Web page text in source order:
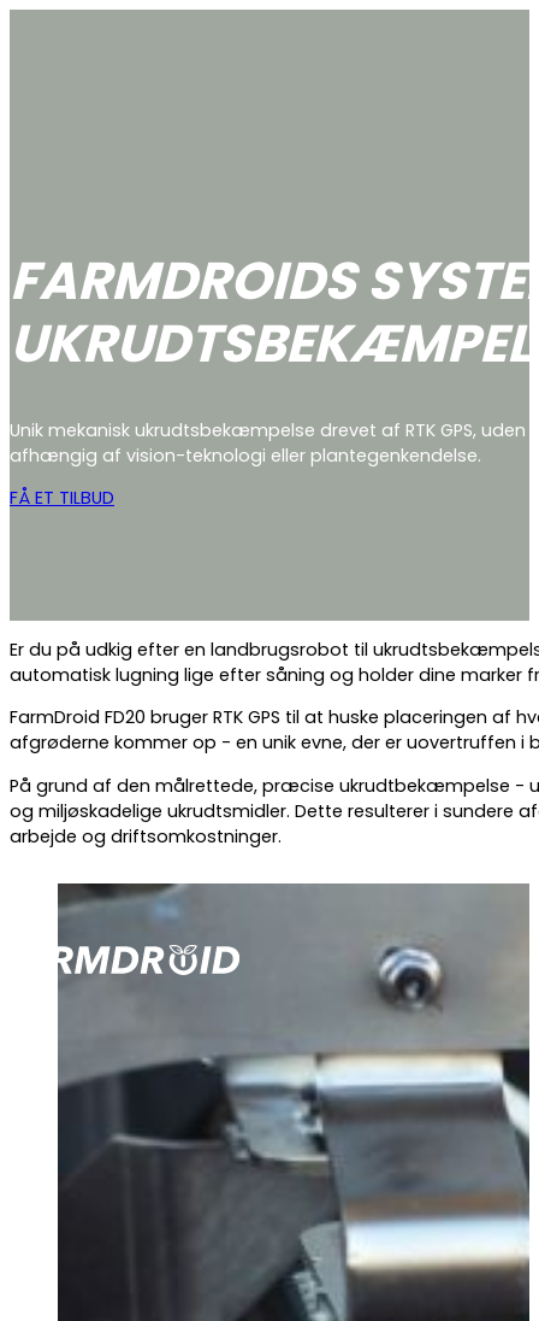
FARMDROIDS
Unik mekanisk ukrudtsbekæmpelse drevet af RTK GPS,
afhængig af vision-teknologi eller plantegenkendelse.
FÅ ET TILBUD
Er du på udkig efter en landbrugsrobot til
automatisk lugning lige efter såning og holder dine
FarmDroid FD20 bruger RTK GPS til at huske placeringen
afgrøderne kommer op - en unik evne, der er uovertruffen i
På grund af den målrettede, præcise ukrudtbekæmpelse -
og miljøskadelige ukrudtsmidler. Dette resulterer i
arbejde og driftsomkostninger.